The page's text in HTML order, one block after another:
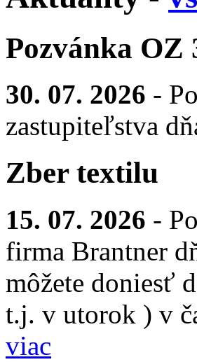
Pozvánka OZ
30. 07. 2026 -
zastupiteľstva
Zber textilu
15. 07. 2026 -
firma Brantner
môžete doniesť
t.j. v utorok ) v
viac